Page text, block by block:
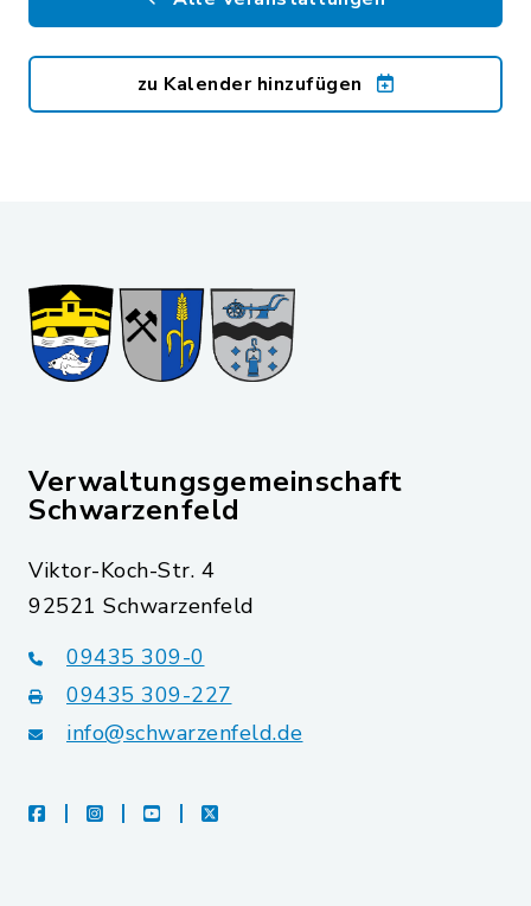
zu Kalender hinzufügen
Verwaltungsgemeinschaft
Schwarzenfeld
Viktor-Koch-Str. 4
92521 Schwarzenfeld
09435 309-0
09435 309-227
info@schwarzenfeld.de
facebookinstagramyoutubeX